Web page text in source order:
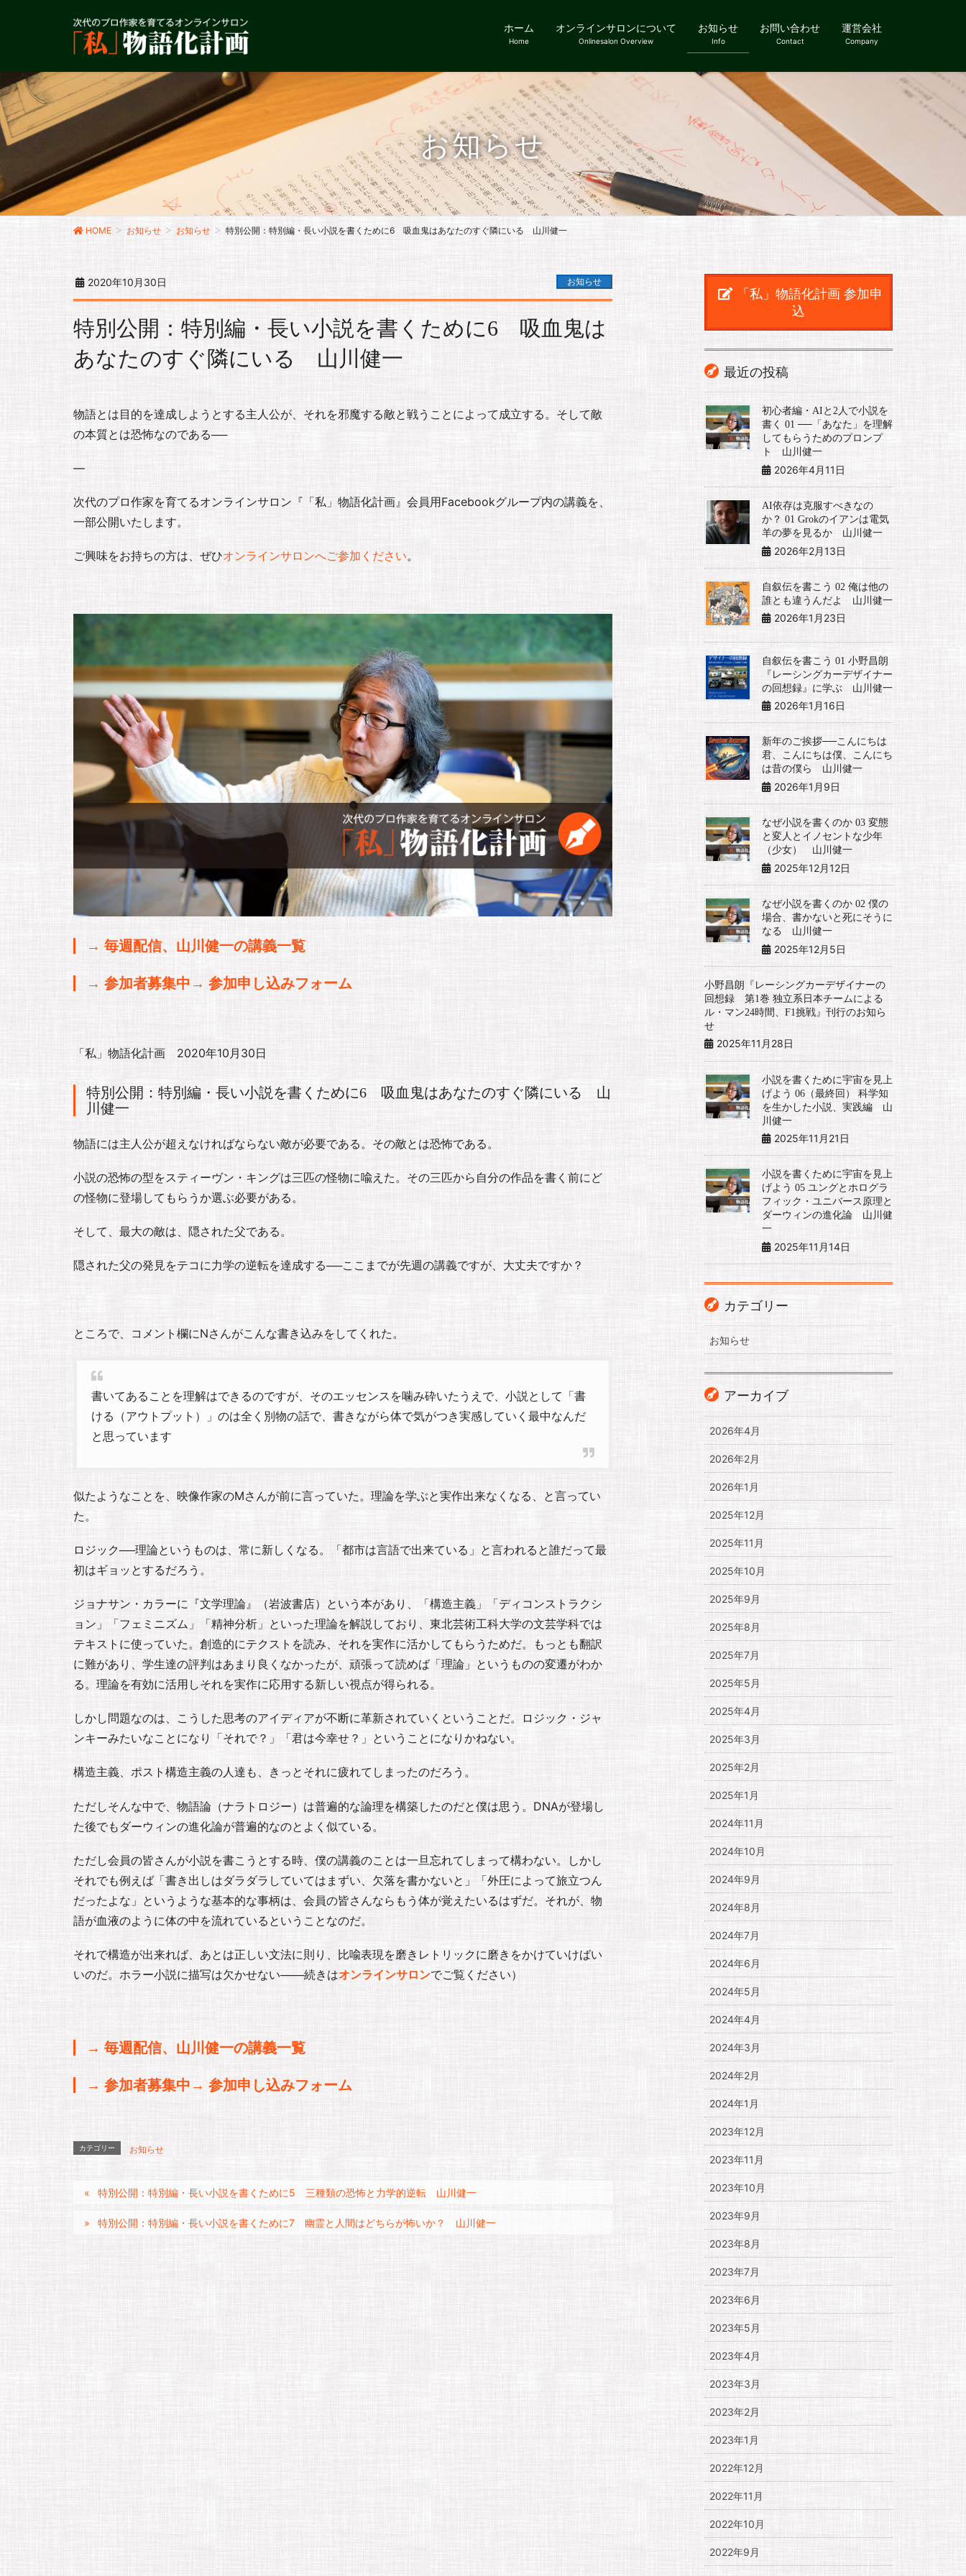
ホーム
Home
オンラインサロンについて
Onlinesalon Overview
お知らせ
Info
お問い合わせ
Contact
運営会社
Company
お知らせ
HOME お知らせ お知らせ 特別公開：特別編・長い小説を書くために6 吸血鬼はあなたのすぐ隣にいる 山川健一
2020年10月30日 お知らせ
特別公開：特別編・長い小説を書くために6 吸血鬼は
あなたのすぐ隣にいる 山川健一
物語とは目的を達成しようとする主人公が、それを邪魔する敵と戦うことによって成立する。そして敵
の本質とは恐怖なのである──
—
次代のプロ作家を育てるオンラインサロン『「私」物語化計画』会員用Facebookグループ内の講義を、
一部公開いたします。
ご興味をお持ちの方は、ぜひオンラインサロンへご参加ください。
→ 毎週配信、山川健一の講義一覧
→ 参加者募集中→ 参加申し込みフォーム
「私」物語化計画 2020年10月30日
特別公開：特別編・長い小説を書くために6 吸血鬼はあなたのすぐ隣にいる 山
川健一
物語には主人公が超えなければならない敵が必要である。その敵とは恐怖である。
小説の恐怖の型をスティーヴン・キングは三匹の怪物に喩えた。その三匹から自分の作品を書く前にど
の怪物に登場してもらうか選ぶ必要がある。
そして、最大の敵は、隠された父である。
隠された父の発見をテコに力学の逆転を達成する──ここまでが先週の講義ですが、大丈夫ですか？
ところで、コメント欄にNさんがこんな書き込みをしてくれた。
書いてあることを理解はできるのですが、そのエッセンスを噛み砕いたうえで、小説として「書
ける（アウトプット）」のは全く別物の話で、書きながら体で気がつき実感していく最中なんだ
と思っています
似たようなことを、映像作家のMさんが前に言っていた。理論を学ぶと実作出来なくなる、と言ってい
た。
ロジック──理論というものは、常に新しくなる。「都市は言語で出来ている」と言われると誰だって最
初はギョッとするだろう。
ジョナサン・カラーに『文学理論』（岩波書店）という本があり、「構造主義」「ディコンストラクシ
ョン」「フェミニズム」「精神分析」といった理論を解説しており、東北芸術工科大学の文芸学科では
テキストに使っていた。創造的にテクストを読み、それを実作に活かしてもらうためだ。もっとも翻訳
に難があり、学生達の評判はあまり良くなかったが、頑張って読めば「理論」というものの変遷がわか
る。理論を有効に活用しそれを実作に応用する新しい視点が得られる。
しかし問題なのは、こうした思考のアイディアが不断に革新されていくということだ。ロジック・ジャ
ンキーみたいなことになり「それで？」「君は今幸せ？」ということになりかねない。
構造主義、ポスト構造主義の人達も、きっとそれに疲れてしまったのだろう。
ただしそんな中で、物語論（ナラトロジー）は普遍的な論理を構築したのだと僕は思う。DNAが登場し
た後でもダーウィンの進化論が普遍的なのとよく似ている。
ただし会員の皆さんが小説を書こうとする時、僕の講義のことは一旦忘れてしまって構わない。しかし
それでも例えば「書き出しはダラダラしていてはまずい、欠落を書かないと」「外圧によって旅立つん
だったよな」というような基本的な事柄は、会員の皆さんならもう体が覚えたいるはずだ。それが、物
語が血液のように体の中を流れているということなのだ。
それで構造が出来れば、あとは正しい文法に則り、比喩表現を磨きレトリックに磨きをかけていけばい
いのだ。ホラー小説に描写は欠かせない───続きはオンラインサロンでご覧ください）
→ 毎週配信、山川健一の講義一覧
→ 参加者募集中→ 参加申し込みフォーム
カテゴリー お知らせ
特別公開：特別編・長い小説を書くために5 三種類の恐怖と力学的逆転 山川健一
特別公開：特別編・長い小説を書くために7 幽霊と人間はどちらが怖いか？ 山川健一
「私」物語化計画 参加申
込
最近の投稿
初心者編・AIと2人で小説を
書く 01 ──「あなた」を理解
してもらうためのプロンプ
ト 山川健一
2026年4月11日
AI依存は克服すべきなの
か？ 01 Grokのイアンは電気
羊の夢を見るか 山川健一
2026年2月13日
自叙伝を書こう 02 俺は他の
誰とも違うんだよ 山川健一
2026年1月23日
自叙伝を書こう 01 小野昌朗
『レーシングカーデザイナー
の回想録』に学ぶ 山川健一
2026年1月16日
新年のご挨拶──こんにちは
君、こんにちは僕、こんにち
は昔の僕ら 山川健一
2026年1月9日
なぜ小説を書くのか 03 変態
と変人とイノセントな少年
（少女） 山川健一
2025年12月12日
なぜ小説を書くのか 02 僕の
場合、書かないと死にそうに
なる 山川健一
2025年12月5日
小野昌朗『レーシングカーデザイナーの
回想録 第1巻 独立系日本チームによる
ル・マン24時間、F1挑戦』刊行のお知ら
せ
2025年11月28日
小説を書くために宇宙を見上
げよう 06（最終回） 科学知
を生かした小説、実践編 山
川健一
2025年11月21日
小説を書くために宇宙を見上
げよう 05 ユングとホログラ
フィック・ユニバース原理と
ダーウィンの進化論 山川健
一
2025年11月14日
カテゴリー
お知らせ
アーカイブ
2026年4月
2026年2月
2026年1月
2025年12月
2025年11月
2025年10月
2025年9月
2025年8月
2025年7月
2025年5月
2025年4月
2025年3月
2025年2月
2025年1月
2024年11月
2024年10月
2024年9月
2024年8月
2024年7月
2024年6月
2024年5月
2024年4月
2024年3月
2024年2月
2024年1月
2023年12月
2023年11月
2023年10月
2023年9月
2023年8月
2023年7月
2023年6月
2023年5月
2023年4月
2023年3月
2023年2月
2023年1月
2022年12月
2022年11月
2022年10月
2022年9月